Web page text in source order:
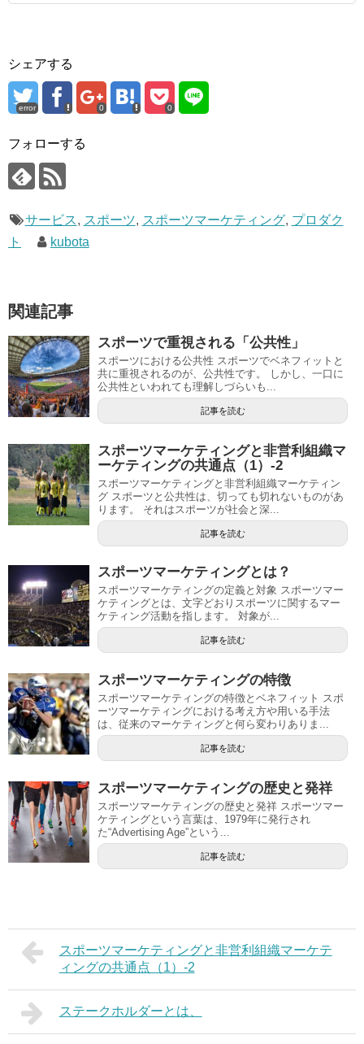
シェアする
error 0 0
フォローする
サービス, スポーツ, スポーツマーケティング, プロダク
ト
kubota
関連記事
スポーツで重視される「公共性」
スポーツにおける公共性 スポーツでベネフィットと
共に重視されるのが、公共性です。 しかし、一口に
公共性といわれても理解しづらいも...
記事を読む
スポーツマーケティングと非営利組織マ
ーケティングの共通点（1）-2
スポーツマーケティングと非営利組織マーケティン
グ スポーツと公共性は、切っても切れないものがあ
ります。 それはスポーツが社会と深...
記事を読む
スポーツマーケティングとは？
スポーツマーケティングの定義と対象 スポーツマー
ケティングとは、文字どおりスポーツに関するマー
ケティング活動を指します。 対象が...
記事を読む
スポーツマーケティングの特徴
スポーツマーケティングの特徴とベネフィット スポ
ーツマーケティングにおける考え方や用いる手法
は、従来のマーケティングと何ら変わりありま...
記事を読む
スポーツマーケティングの歴史と発祥
スポーツマーケティングの歴史と発祥 スポーツマー
ケティングという言葉は、1979年に発行され
た“Advertising Age”という...
記事を読む
スポーツマーケティングと非営利組織マーケテ
ィングの共通点（1）-2
ステークホルダーとは、